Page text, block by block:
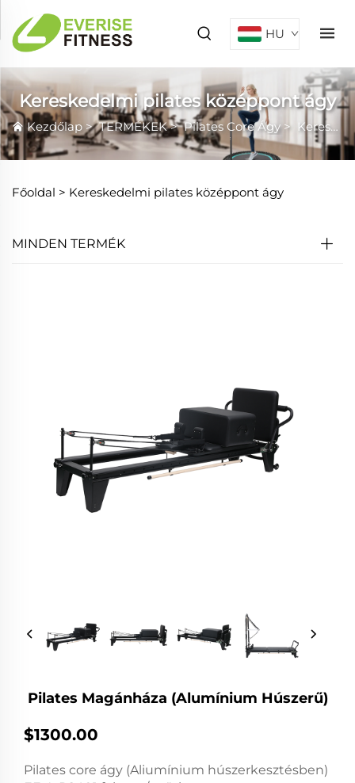
HU
Kereskedelmi pilates középpont ágy
Kezdőlap >TERMÉKEK>Pilates Core Ágy> Kereskedelmi pilates középpont ágy
Főoldal > Kereskedelmi pilates középpont ágy
MINDEN TERMÉK
Pilates Magánháza (Alumínium Húszerű)
$1300.00
Pilates core ágy (Aliumínium húszerkesztésben)